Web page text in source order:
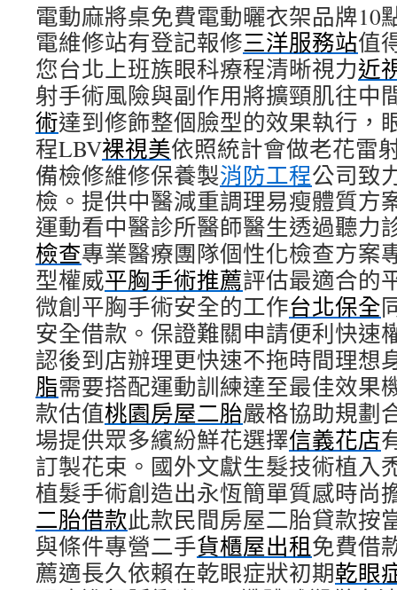
電動麻將桌免費電動曬衣架品牌10
電維修站有登記報修三洋服務站值
您台北上班族眼科療程清晰視力近
射手術風險與副作用將擴頸肌往中
術達到修飾整個臉型的效果執行，
程LBV裸視美依照統計會做老花雷
備檢修維修保養製消防工程公司致
檢。提供中醫減重調理易瘦體質方
運動看中醫診所醫師醫生透過聽力
檢查專業醫療團隊個性化檢查方案
型權威平胸手術推薦評估最適合的
微創平胸手術安全的工作台北保全
安全借款。保證難關申請便利快速
認後到店辦理更快速不拖時間理想
脂需要搭配運動訓練達至最佳效果
款估值桃園房屋二胎嚴格協助規劃
場提供眾多繽紛鮮花選擇信義花店
訂製花束。國外文獻生髮技術植入
植髮手術創造出永恆簡單質感時尚
二胎借款此款民間房屋二胎貸款按
與條件專營二手貨櫃屋出租免費借
薦適長久依賴在乾眼症狀初期乾眼